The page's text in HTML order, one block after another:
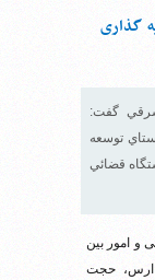
گذاری
شرقي گفت:
توسعه
قضائي
و امور بین
ارس، حجت